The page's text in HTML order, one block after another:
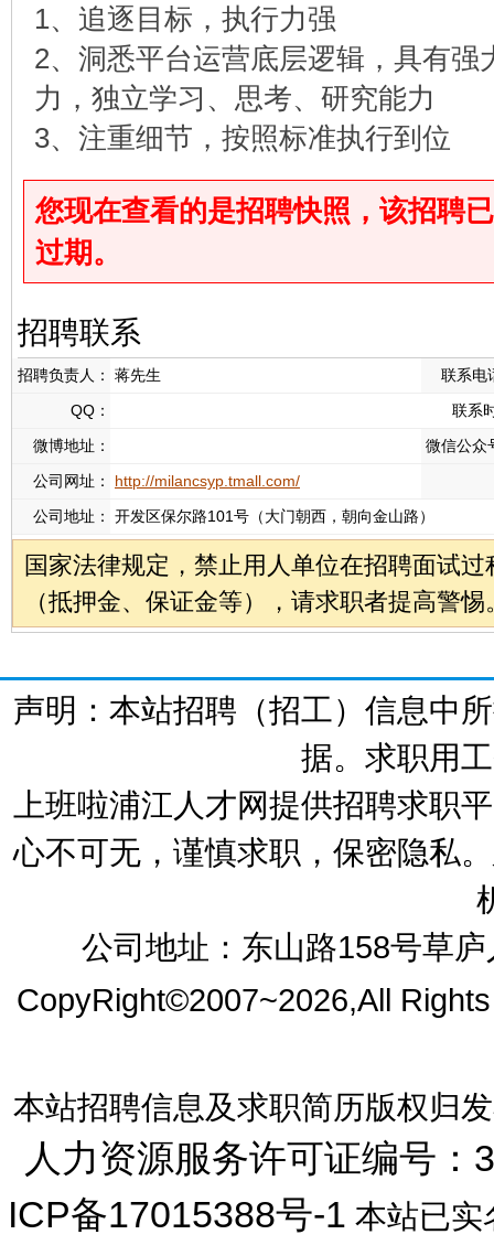
1、追逐目标，执行力强
2、洞悉平台运营底层逻辑，具有强
力，独立学习、思考、研究能力
3、注重细节，按照标准执行到位
您现在查看的是招聘快照，该招聘
过期。
招聘联系
招聘负责人： 蒋先生
联系电
QQ：
联系
微博地址：
微信公众
公司网址：
http://milancsyp.tmall.com/
公司地址：
开发区保尔路101号（大门朝西，朝向金山路）
国家法律规定，禁止用人单位在招聘面试
（抵押金、保证金等），请求职者提高警惕
声明：本站招聘（招工）信息中
据。求职用
上班啦浦江人才网提供招聘求职
心不可无，谨慎求职，保密隐私
公司地址：东山路158号草
CopyRight©2007~2026,All
本站招聘信息及求职简历版权归
人力资源服务许可证编号
ICP备17015388号-1 本站已